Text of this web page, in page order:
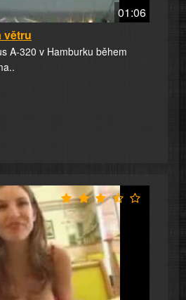
01:06
větru
A-320 v Hamburku během